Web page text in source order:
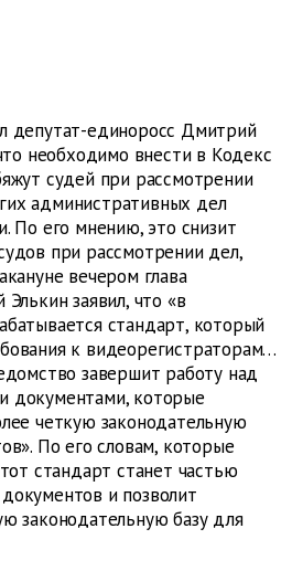
депутат-единоросс Дмитрий
необходимо внести в Кодекс
судей при рассмотрении
административных дел
По его мнению, это снизит
при рассмотрении дел,
вечером глава
Элькин заявил, что «в
стандарт, который
к видеорегистраторам…
завершит работу над
документами, которые
четкую законодательную
По его словам, которые
стандарт станет частью
и позволит
законодательную базу для